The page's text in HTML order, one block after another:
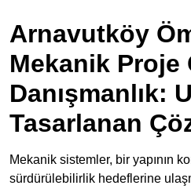
Arnavutköy
Mekanik Proje
Danışmanlık:
Tasarlanan
Mekanik sistemler, bir yapının
sürdürülebilirlik hedeflerine